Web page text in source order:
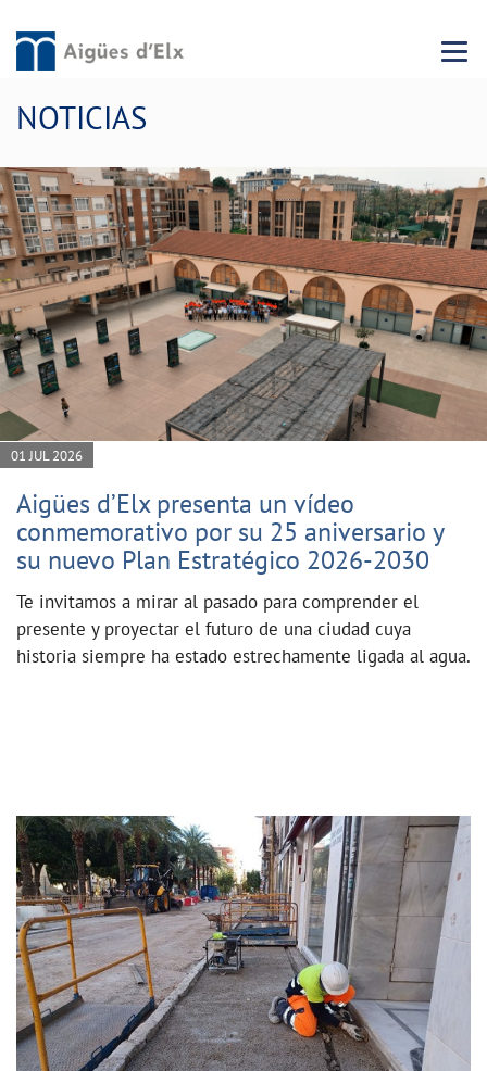
Menu
NOTICIAS
01 JUL 2026
Aigües d’Elx presenta un vídeo
conmemorativo por su 25 aniversario y
su nuevo Plan Estratégico 2026-2030
Te invitamos a mirar al pasado para comprender el
presente y proyectar el futuro de una ciudad cuya
historia siempre ha estado estrechamente ligada al agua.